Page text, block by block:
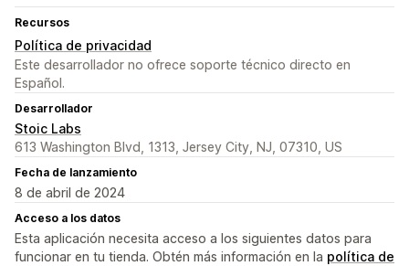
Recursos
Política de privacidad
Este desarrollador no ofrece soporte técnico directo en
Español.
Desarrollador
Stoic Labs
613 Washington Blvd, 1313, Jersey City, NJ, 07310, US
Fecha de lanzamiento
8 de abril de 2024
Acceso a los datos
Esta aplicación necesita acceso a los siguientes datos para
funcionar en tu tienda. Obtén más información en la política de